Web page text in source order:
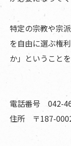
特定の宗教や宗
を自由に選ぶ権
か」ということ
電話番号 042-
住所 〒187-